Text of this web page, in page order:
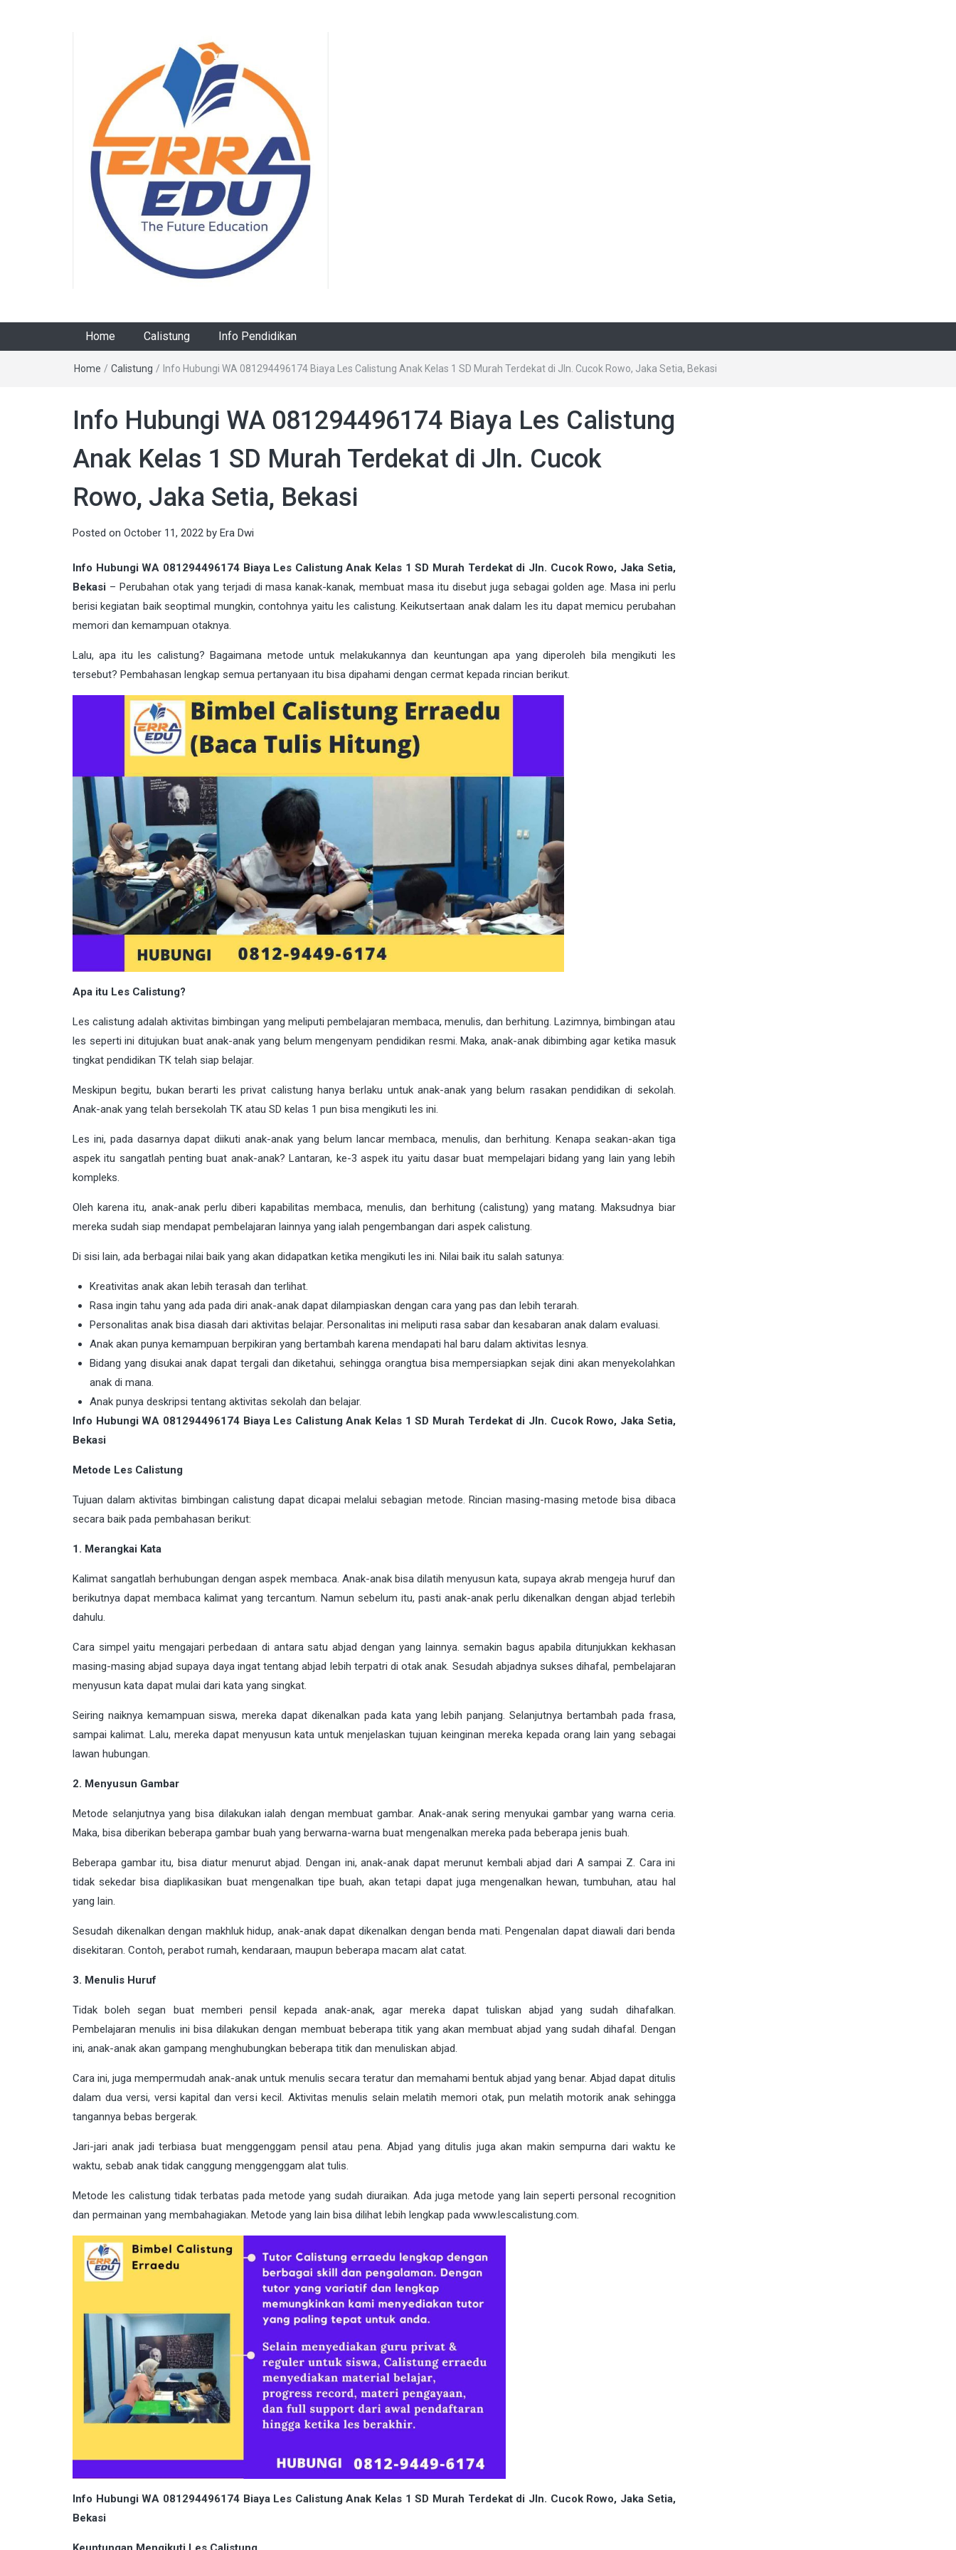
Home Calistung Info Pendidikan
Home / Calistung / Info Hubungi WA 081294496174 Biaya Les Calistung Anak Kelas 1 SD Murah Terdekat di Jln. Cucok Rowo, Jaka Setia, Bekasi
Info Hubungi WA 081294496174 Biaya Les Calistung
Anak Kelas 1 SD Murah Terdekat di Jln. Cucok
Rowo, Jaka Setia, Bekasi
Posted on October 11, 2022 by Era Dwi
Info Hubungi WA 081294496174 Biaya Les Calistung Anak Kelas 1 SD Murah Terdekat di Jln. Cucok Rowo, Jaka Setia,
Bekasi – Perubahan otak yang terjadi di masa kanak-kanak, membuat masa itu disebut juga sebagai golden age. Masa ini perlu
berisi kegiatan baik seoptimal mungkin, contohnya yaitu les calistung. Keikutsertaan anak dalam les itu dapat memicu perubahan
memori dan kemampuan otaknya.
Lalu, apa itu les calistung? Bagaimana metode untuk melakukannya dan keuntungan apa yang diperoleh bila mengikuti les
tersebut? Pembahasan lengkap semua pertanyaan itu bisa dipahami dengan cermat kepada rincian berikut.
Apa itu Les Calistung?
Les calistung adalah aktivitas bimbingan yang meliputi pembelajaran membaca, menulis, dan berhitung. Lazimnya, bimbingan atau
les seperti ini ditujukan buat anak-anak yang belum mengenyam pendidikan resmi. Maka, anak-anak dibimbing agar ketika masuk
tingkat pendidikan TK telah siap belajar.
Meskipun begitu, bukan berarti les privat calistung hanya berlaku untuk anak-anak yang belum rasakan pendidikan di sekolah.
Anak-anak yang telah bersekolah TK atau SD kelas 1 pun bisa mengikuti les ini.
Les ini, pada dasarnya dapat diikuti anak-anak yang belum lancar membaca, menulis, dan berhitung. Kenapa seakan-akan tiga
aspek itu sangatlah penting buat anak-anak? Lantaran, ke-3 aspek itu yaitu dasar buat mempelajari bidang yang lain yang lebih
kompleks.
Oleh karena itu, anak-anak perlu diberi kapabilitas membaca, menulis, dan berhitung (calistung) yang matang. Maksudnya biar
mereka sudah siap mendapat pembelajaran lainnya yang ialah pengembangan dari aspek calistung.
Di sisi lain, ada berbagai nilai baik yang akan didapatkan ketika mengikuti les ini. Nilai baik itu salah satunya:
Kreativitas anak akan lebih terasah dan terlihat.
Rasa ingin tahu yang ada pada diri anak-anak dapat dilampiaskan dengan cara yang pas dan lebih terarah.
Personalitas anak bisa diasah dari aktivitas belajar. Personalitas ini meliputi rasa sabar dan kesabaran anak dalam evaluasi.
Anak akan punya kemampuan berpikiran yang bertambah karena mendapati hal baru dalam aktivitas lesnya.
Bidang yang disukai anak dapat tergali dan diketahui, sehingga orangtua bisa mempersiapkan sejak dini akan menyekolahkan
anak di mana.
Anak punya deskripsi tentang aktivitas sekolah dan belajar.
Info Hubungi WA 081294496174 Biaya Les Calistung Anak Kelas 1 SD Murah Terdekat di Jln. Cucok Rowo, Jaka Setia,
Bekasi
Metode Les Calistung
Tujuan dalam aktivitas bimbingan calistung dapat dicapai melalui sebagian metode. Rincian masing-masing metode bisa dibaca
secara baik pada pembahasan berikut:
1. Merangkai Kata
Kalimat sangatlah berhubungan dengan aspek membaca. Anak-anak bisa dilatih menyusun kata, supaya akrab mengeja huruf dan
berikutnya dapat membaca kalimat yang tercantum. Namun sebelum itu, pasti anak-anak perlu dikenalkan dengan abjad terlebih
dahulu.
Cara simpel yaitu mengajari perbedaan di antara satu abjad dengan yang lainnya. semakin bagus apabila ditunjukkan kekhasan
masing-masing abjad supaya daya ingat tentang abjad lebih terpatri di otak anak. Sesudah abjadnya sukses dihafal, pembelajaran
menyusun kata dapat mulai dari kata yang singkat.
Seiring naiknya kemampuan siswa, mereka dapat dikenalkan pada kata yang lebih panjang. Selanjutnya bertambah pada frasa,
sampai kalimat. Lalu, mereka dapat menyusun kata untuk menjelaskan tujuan keinginan mereka kepada orang lain yang sebagai
lawan hubungan.
2. Menyusun Gambar
Metode selanjutnya yang bisa dilakukan ialah dengan membuat gambar. Anak-anak sering menyukai gambar yang warna ceria.
Maka, bisa diberikan beberapa gambar buah yang berwarna-warna buat mengenalkan mereka pada beberapa jenis buah.
Beberapa gambar itu, bisa diatur menurut abjad. Dengan ini, anak-anak dapat merunut kembali abjad dari A sampai Z. Cara ini
tidak sekedar bisa diaplikasikan buat mengenalkan tipe buah, akan tetapi dapat juga mengenalkan hewan, tumbuhan, atau hal
yang lain.
Sesudah dikenalkan dengan makhluk hidup, anak-anak dapat dikenalkan dengan benda mati. Pengenalan dapat diawali dari benda
disekitaran. Contoh, perabot rumah, kendaraan, maupun beberapa macam alat catat.
3. Menulis Huruf
Tidak boleh segan buat memberi pensil kepada anak-anak, agar mereka dapat tuliskan abjad yang sudah dihafalkan.
Pembelajaran menulis ini bisa dilakukan dengan membuat beberapa titik yang akan membuat abjad yang sudah dihafal. Dengan
ini, anak-anak akan gampang menghubungkan beberapa titik dan menuliskan abjad.
Cara ini, juga mempermudah anak-anak untuk menulis secara teratur dan memahami bentuk abjad yang benar. Abjad dapat ditulis
dalam dua versi, versi kapital dan versi kecil. Aktivitas menulis selain melatih memori otak, pun melatihmotorik anak sehingga
tangannya bebas bergerak.
Jari-jari anak jadi terbiasa buat menggenggam pensil atau pena. Abjad yang ditulis juga akan makin sempurna dari waktu ke
waktu, sebab anak tidak canggung menggenggam alat tulis.
Metode les calistung tidak terbatas pada metode yang sudah diuraikan. Ada juga metode yang lain seperti personal recognition
dan permainan yang membahagiakan. Metode yang lain bisa dilihat lebih lengkap pada www.lescalistung.com.
Info Hubungi WA 081294496174 Biaya Les Calistung Anak Kelas 1 SD Murah Terdekat di Jln. Cucok Rowo, Jaka Setia,
Bekasi